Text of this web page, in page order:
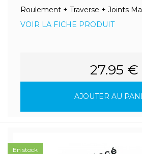
Roulement + Traverse + Joints
VOIR LA FICHE PRODUIT
27.95 €
AJOUTER AU
En stock